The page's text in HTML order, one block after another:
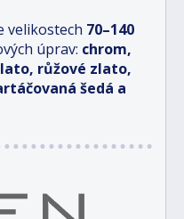
velikostech 70–140
úprav: chrom,
růžové zlato,
šedá a